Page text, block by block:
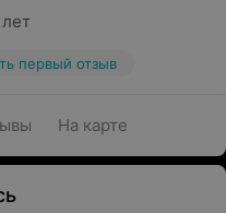
первый отзыв
На карте